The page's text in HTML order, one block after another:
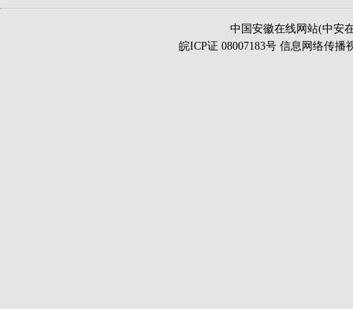
中国安徽在线网站(中安
皖ICP证 08007183号 信息网络传播